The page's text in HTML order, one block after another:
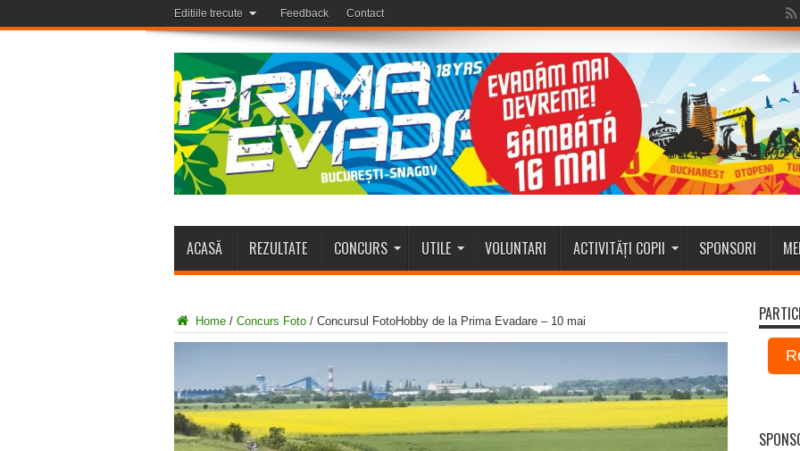
Editiile trecute Feedback Contact
ACASĂ REZULTATE CONCURS UTILE VOLUNTARI ACTIVITĂȚI COPII SPONSORI
Home / Concurs Foto / Concursul FotoHobby de la Prima Evadare – 10 mai